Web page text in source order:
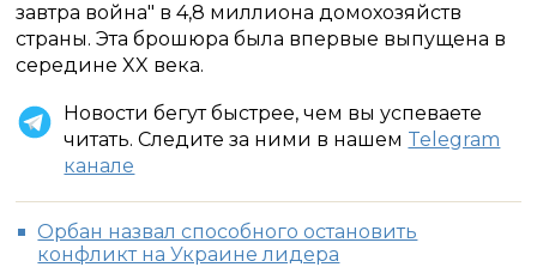
завтра война" в 4,8 миллиона домохозяйств
страны. Эта брошюра была впервые выпущена в
середине XX века.
Новости бегут быстрее, чем вы успеваете
читать. Следите за ними в нашем Telegram
канале
Орбан назвал способного остановить
конфликт на Украине лидера